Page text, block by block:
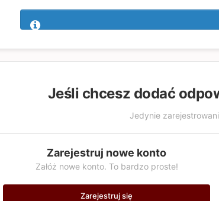
Jeśli chcesz dodać
Jedynie
Zarejestruj nowe konto
Załóż nowe konto. To bardzo proste!
Zarejestruj się